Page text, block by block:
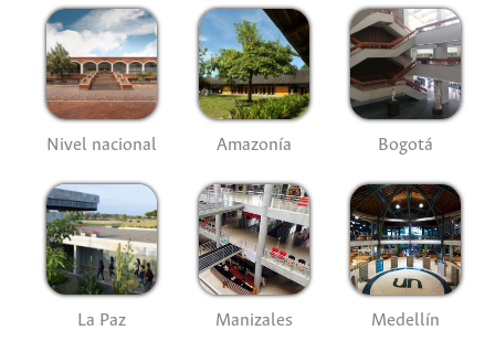
Nivel nacional Amazonía Bogotá
La Paz Manizales Medellín